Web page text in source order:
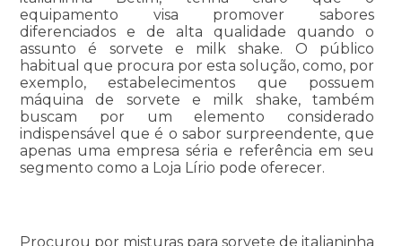
equipamento visa promover sabores
diferenciados e de alta qualidade quando o
assunto é sorvete e milk shake. O público
habitual que procura por esta solução, como, por
exemplo, estabelecimentos que possuem
máquina de sorvete e milk shake, também
buscam por um elemento considerado
indispensável que é o sabor surpreendente, que
apenas uma empresa séria e referência em seu
segmento como a Loja Lírio pode oferecer.
Procurou por misturas para sorvete de italianinha